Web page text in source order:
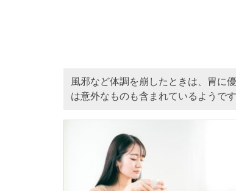
風邪など体調を崩したときは、胃に
は意外なものも含まれているようで